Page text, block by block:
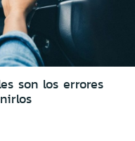
son los errores